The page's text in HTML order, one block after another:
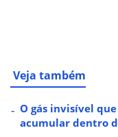
Veja também
O gás invisível
acumular dentro